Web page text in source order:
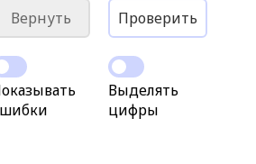
Вернуть Проверить
Выделять
цифры